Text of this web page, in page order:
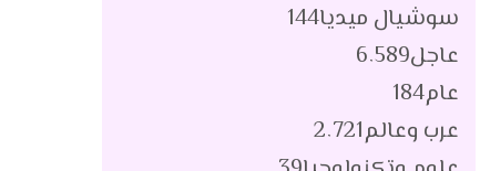
سوشيال ميديا144
عاجل6٬589
عام184
عرب وعالم2٬721